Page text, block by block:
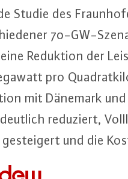
Studie des
70-GW-
Reduktion der
pro
mit Dänemark
reduziert,
ge­stei­gert und die
11 Prozent gesenkt